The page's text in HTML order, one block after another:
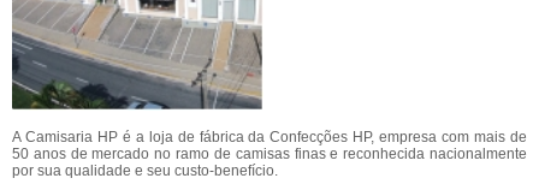
A Camisaria HP é a loja de fábrica da Confecções HP, empresa com mais de
50 anos de mercado no ramo de camisas finas e reconhecida nacionalmente
por sua qualidade e seu custo-benefício.